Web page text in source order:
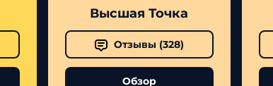
Высшая Точка
Отзывы (328)